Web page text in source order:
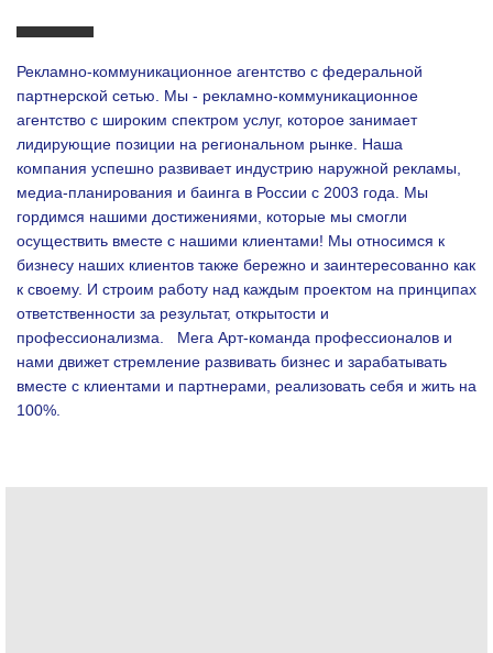
Рекламно-коммуникационное агентство с федеральной
партнерской сетью. Мы - рекламно-коммуникационное
агентство с широким спектром услуг, которое занимает
лидирующие позиции на региональном рынке. Наша
компания успешно развивает индустрию наружной рекламы,
медиа-планирования и баинга в России с 2003 года. Мы
гордимся нашими достижениями, которые мы смогли
осуществить вместе с нашими клиентами! Мы относимся к
бизнесу наших клиентов также бережно и заинтересованно как
к своему. И строим работу над каждым проектом на принципах
ответственности за результат, открытости и
профессионализма. Мега Арт-команда профессионалов и
нами движет стремление развивать бизнес и зарабатывать
вместе с клиентами и партнерами, реализовать себя и жить на
100%.